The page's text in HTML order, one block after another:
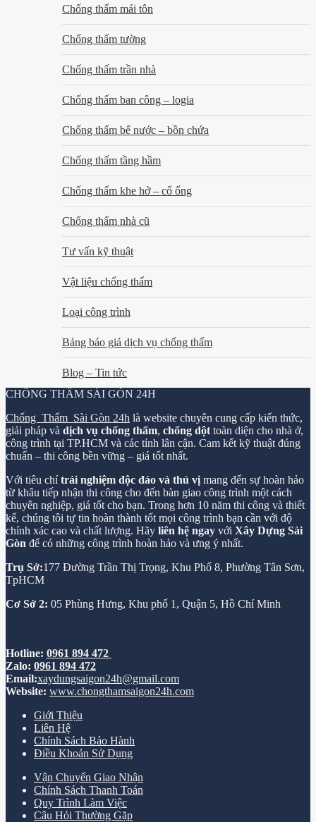
Chống thấm mái tôn
Chống thấm tường
Chống thấm trần nhà
Chống thấm ban công – logia
Chống thấm bể nước – bồn chứa
Chống thấm tầng hầm
Chống thấm khe hở – cổ ống
Chống thấm nhà cũ
Tư vấn kỹ thuật
Vật liệu chống thấm
Loại công trình
Bảng báo giá dịch vụ chống thấm
Blog – Tin tức
CHỐNG THẤM SÀI GÒN 24H
Chống Thấm Sài Gòn 24h là website chuyên cung cấp kiến thức,
giải pháp và dịch vụ chống thấm, chống dột toàn diện cho nhà ở,
công trình tại TP.HCM và các tỉnh lân cận. Cam kết kỹ thuật đúng
chuẩn – thi công bền vững – giá tốt nhất.
Với tiêu chítrải nghiệm độc đáo và thú vị mang đến sự hoàn hảo
từ khâu tiếp nhận thi công cho đến bàn giao công trình một cách
chuyên nghiệp, giá tốt cho bạn. Trong hơn 10 năm thi công và thiết
kế, chúng tôi tự tin hoàn thành tốt mọi công trình bạn cần với độ
chính xác cao và chất lượng. Hãy liên hệ ngay với Xây Dựng Sài
Gòn để có những công trình hoàn hảo và ưng ý nhất.
Trụ Sở:177 Đường Trần Thị Trọng, Khu Phố 8, Phường Tân Sơn,
TpHCM
Cơ Sở 2: 05 Phùng Hưng, Khu phố 1, Quận 5, Hồ Chí Minh
Hotline: 0961 894 472
Zalo: 0961 894 472
Email:xaydungsaigon24h@gmail.com
Website: www.chongthamsaigon24h.com
Giới Thiệu
Liên Hệ
Chính Sách Bảo Hành
Điều Khoản Sử Dụng
Vận Chuyển Giao Nhận
Chính Sách Thanh Toán
Quy Trình Làm Việc
Câu Hỏi Thường Gặp